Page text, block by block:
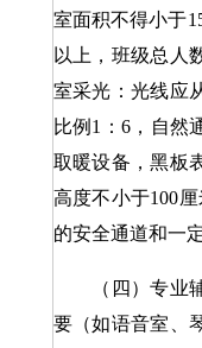
室面积不得小于
以上，班级总人
室采光：光线应
比例1：6，自然
取暖设备，黑板
高度不小于100
的安全通道和一
（四）专业辅
要（如语音室、